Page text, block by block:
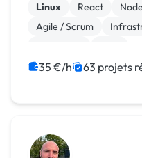
Linux React
Agile / Scrum
35 €/h 63 projets